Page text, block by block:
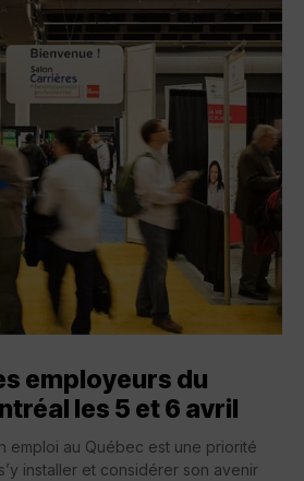
employeurs du
les 5 et 6 avril
emploi au Québec est une priorité
installer et considérer son avenir